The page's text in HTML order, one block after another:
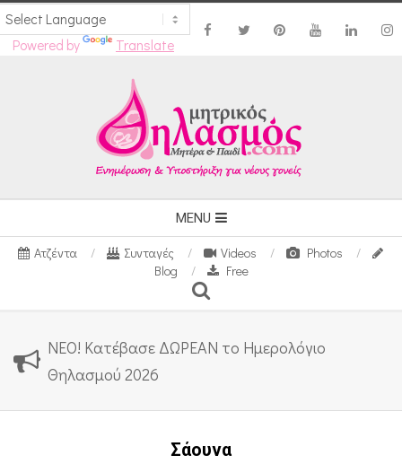
Powered by Translate
Navigation
Menu
MENU
Ατζέντα Συνταγές Videos
Photos
Blog
Free
Search
ΝΕΟ! Κατέβασε ΔΩΡΕΑΝ το Ημερολόγιο
Θηλασμού 2026
Σάουνα